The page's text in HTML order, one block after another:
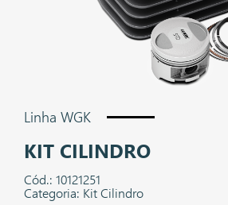
Linha WGK
KIT CILINDRO
Cód.: 10121251
Categoria: Kit Cilindro